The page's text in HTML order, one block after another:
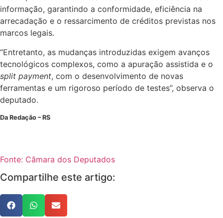
informação, garantindo a conformidade, eficiência na
arrecadação e o ressarcimento de créditos previstas nos
marcos legais.
“Entretanto, as mudanças introduzidas exigem avanços
tecnológicos complexos, como a apuração assistida e o
split payment, com o desenvolvimento de novas
ferramentas e um rigoroso período de testes”, observa o
deputado.
Da Redação – RS
Fonte: Câmara dos Deputados
Compartilhe este artigo: